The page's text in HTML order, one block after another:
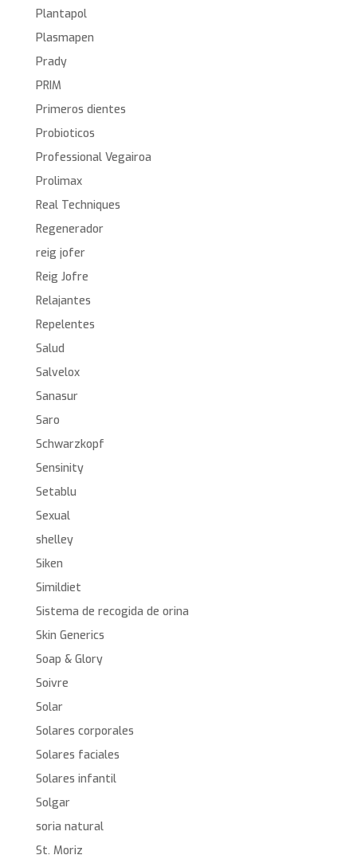
Plantapol
Plasmapen
Prady
PRIM
Primeros dientes
Probioticos
Professional Vegairoa
Prolimax
Real Techniques
Regenerador
reig jofer
Reig Jofre
Relajantes
Repelentes
Salud
Salvelox
Sanasur
Saro
Schwarzkopf
Sensinity
Setablu
Sexual
shelley
Siken
Simildiet
Sistema de recogida de orina
Skin Generics
Soap & Glory
Soivre
Solar
Solares corporales
Solares faciales
Solares infantil
Solgar
soria natural
St. Moriz